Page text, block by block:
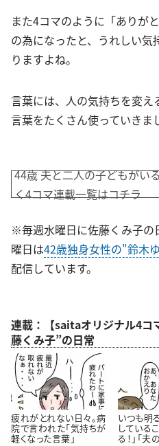
また4コマのように「ありが
の為になったと、うれしい
りますよね。
言葉には、人の気持ちを変え
言葉をたくさん使っていきま
44歳 夫と二人の子どもがい
く4コマ連載一覧はコチラ
※毎週水曜日に佐藤くみ子の
曜日は42歳独身女性の"鈴木
配信しています。
連載：【saitaオリジナル4コ
藤くみ子”の日常
疲れがとれない日々。病
院で言われた「気持ちが
軽くなった言葉」
いつも明
している
る！」「